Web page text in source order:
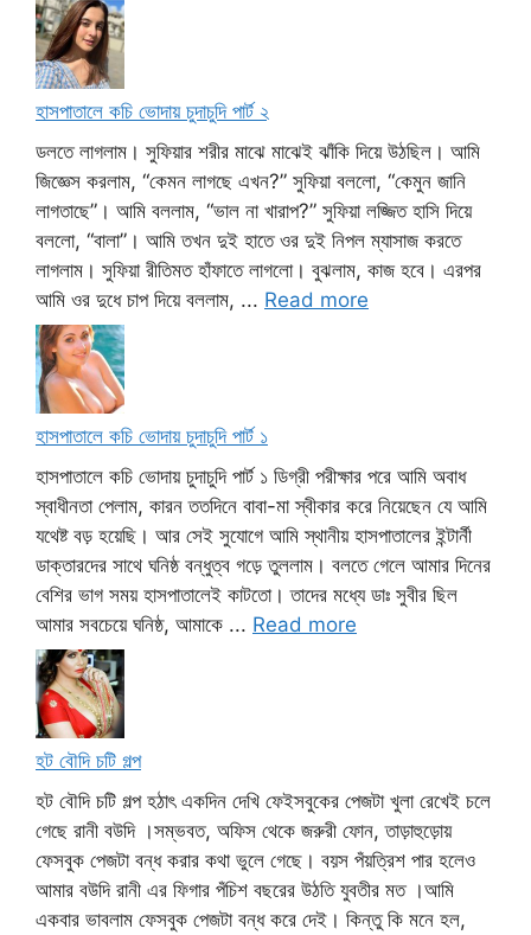
হাসপাতালে কচি ভোদায় চুদাচুদি পার্ট ২
ডলতে লাগলাম। সুফিয়ার শরীর মাঝে মাঝেই ঝাঁকি দিয়ে উঠছিল। আমি
জিজ্ঞেস করলাম, “কেমন লাগছে এখন?” সুফিয়া বললো, “কেমুন জানি
লাগতাছে”। আমি বললাম, “ভাল না খারাপ?” সুফিয়া লজ্জিত হাসি দিয়ে
বললো, “বালা”। আমি তখন দুই হাতে ওর দুই নিপল ম্যাসাজ করতে
লাগলাম। সুফিয়া রীতিমত হাঁফাতে লাগলো। বুঝলাম, কাজ হবে। এরপর
আমি ওর দুধে চাপ দিয়ে বললাম, ... Read more
হাসপাতালে কচি ভোদায় চুদাচুদি পার্ট ১
হাসপাতালে কচি ভোদায় চুদাচুদি পার্ট ১ ডিগ্রী পরীক্ষার পরে আমি অবাধ
স্বাধীনতা পেলাম, কারন ততদিনে বাবা-মা স্বীকার করে নিয়েছেন যে আমি
যথেষ্ট বড় হয়েছি। আর সেই সুযোগে আমি স্থানীয় হাসপাতালের ইন্টার্নী
ডাক্তারদের সাথে ঘনিষ্ঠ বন্ধুত্ব গড়ে তুললাম। বলতে গেলে আমার দিনের
বেশির ভাগ সময় হাসপাতালেই কাটতো। তাদের মধ্যে ডাঃ সুবীর ছিল
আমার সবচেয়ে ঘনিষ্ঠ, আমাকে ... Read more
হট বৌদি চটি গল্প
হট বৌদি চটি গল্প হঠাৎ একদিন দেখি ফেইসবুকের পেজটা খুলা রেখেই চলে
গেছে রানী বউদি ।সম্ভবত, অফিস থেকে জরুরী ফোন, তাড়াহুড়োয়
ফেসবুক পেজটা বন্ধ করার কথা ভুলে গেছে। বয়স পঁয়ত্রিশ পার হলেও
আমার বউদি রানী এর ফিগার পঁচিশ বছরের উঠতি যুবতীর মত ।আমি
একবার ভাবলাম ফেসবুক পেজটা বন্ধ করে দেই। কিন্তু কি মনে হল,